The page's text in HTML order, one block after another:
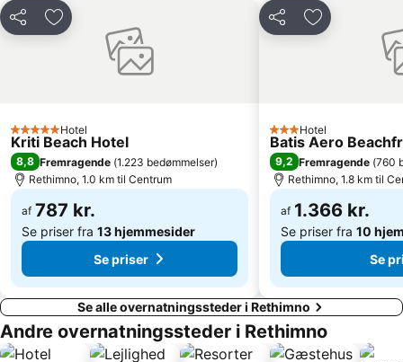
Del Føj til favoritter
5 StjernerHotel
Kriti Beach Hotel
8,8 Fremragende (1.223 bedømmelser)
Rethimno, 1.0 km til Centrum
af 787 kr.
Se priser fra 13 hjemmesider
Se priser
Del Føj til
3 Stjerner
Hotel
Batis Aero
9,2 Fremragende (760
Rethimno, 1.8 km til
af 1.366 kr.
Se priser fra 10
Se
Se alle overnatningssteder i Rethimno
Andre overnatningssteder i Rethimno